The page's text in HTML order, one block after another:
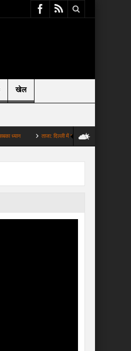
खेल
ताजा: दिल्ली में भारी बारिश से कई इलाके जलमग्न 9 से